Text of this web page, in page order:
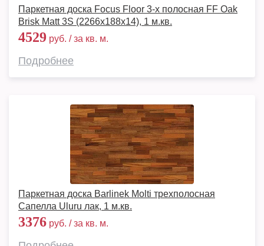
Паркетная доска Focus Floor 3-х полосная FF Oak
Brisk Matt 3S (2266х188х14), 1 м.кв.
4529 руб. / за кв. м.
Подробнее
Паркетная доска Barlinek Molti трехполосная
Сапелла Uluru лак, 1 м.кв.
3376 руб. / за кв. м.